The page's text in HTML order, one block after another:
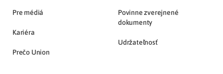
Pre médiá
Kariéra
Prečo Union
Povinne zverejnené
dokumenty
Udržateľnosť